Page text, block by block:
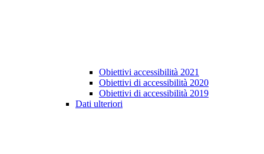
Obiettivi accessibilità 2021
Obiettivi di accessibilità 2020
Obiettivi di accessibilità 2019
Dati ulteriori